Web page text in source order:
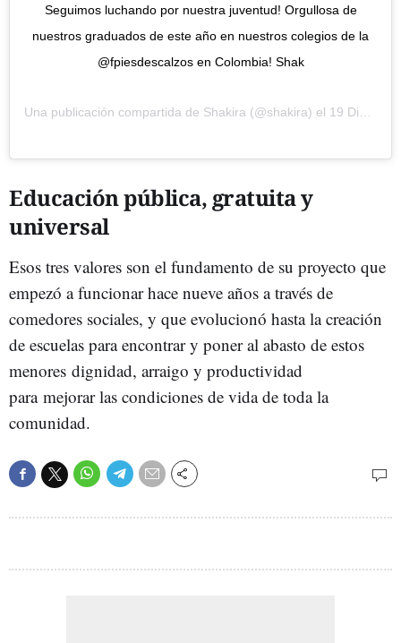
Seguimos luchando por nuestra juventud! Orgullosa de
nuestros graduados de este año en nuestros colegios de la
@fpiesdescalzos en Colombia! Shak
Una publicación compartida de Shakira (@shakira) el 19 Dic, 2018 a las 11:07 PST
Educación pública, gratuita y
universal
Esos tres valores son el fundamento de su proyecto que
empezó a funcionar hace nueve años a través de
comedores sociales, y que evolucionó hasta la creación
de escuelas para encontrar y poner al abasto de estos
menores dignidad, arraigo y productividad
para mejorar las condiciones de vida de toda la
comunidad.